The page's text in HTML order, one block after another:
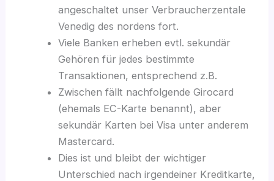
angeschaltet unser Verbraucherzentale
Venedig des nordens fort.
Viele Banken erheben evtl. sekundär
Gehören für jedes bestimmte
Transaktionen, entsprechend z.B.
Zwischen fällt nachfolgende Girocard
(ehemals EC-Karte benannt), aber
sekundär Karten bei Visa unter anderem
Mastercard.
Dies ist und bleibt der wichtiger
Unterschied nach irgendeiner Kreditkarte,